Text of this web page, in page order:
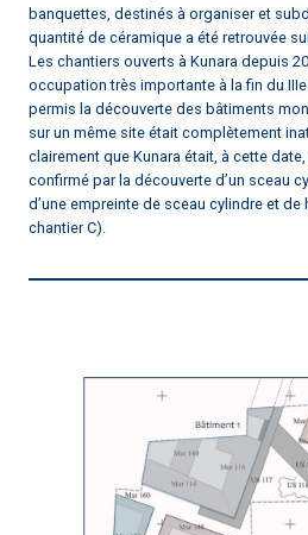
banquettes, destinés à organiser et
quantité de céramique a été retrouvée
Les chantiers ouverts à Kunara depuis
occupation très importante à la fin du
permis la découverte des bâtiments
sur un même site était complètement
clairement que Kunara était, à cette
confirmé par la découverte d’un sceau
d’une empreinte de sceau cylindre et de
chantier C).